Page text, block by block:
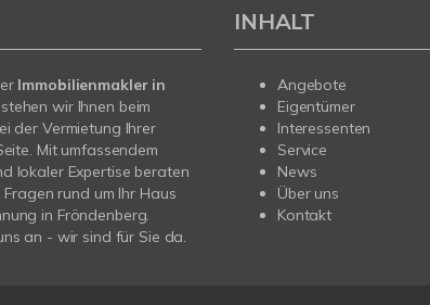
Immobilienmakler in
stehen wir Ihnen beim
der Vermietung Ihrer
Mit umfassendem
lokaler Expertise beraten
rund um Ihr Haus
in Fröndenberg.
an - wir sind für Sie da.
INHALT
Angebote
Eigentümer
Interessenten
Service
News
Über uns
Kontakt